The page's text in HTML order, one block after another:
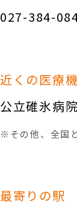
027-384-
近くの医療
公立碓氷病
※その他、全国
最寄りの駅